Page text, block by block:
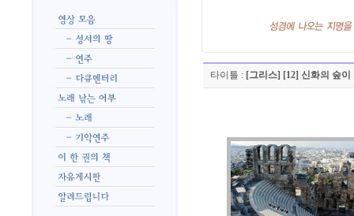
타이틀 : [그리스] [12] 신화의 숲이